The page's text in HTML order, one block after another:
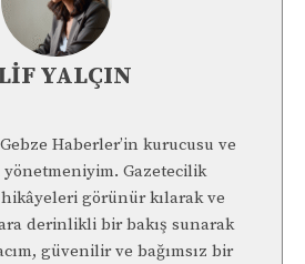
YALÇIN
Haberler’in kurucusu ve
yönetmeniyim. Gazetecilik
görünür kılarak ve
derinlikli bir bakış sunarak
güvenilir ve bağımsız bir